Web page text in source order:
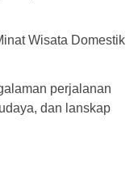
Wisata Domestik
perjalanan
dan lanskap